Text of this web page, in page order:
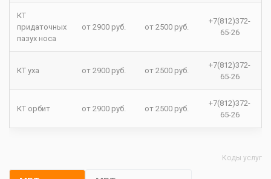
КТ
придаточных
пазух носа
от 2900 руб. от 2500 руб.
+7(812)372-
65-26
КТ уха от 2900 руб. от 2500 руб.
+7(812)372-
65-26
КТ орбит от 2900 руб. от 2500 руб.
+7(812)372-
65-26
Коды услуг